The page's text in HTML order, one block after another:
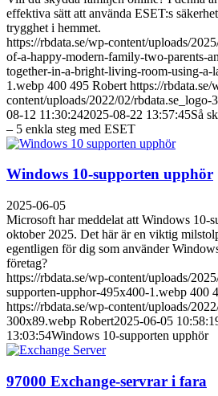
effektiva sätt att använda ESET:s
trygghet i hemmet.
https://rbdata.se/wp-content/uploads/
of-a-happy-modern-family-two-parents-
together-in-a-bright-living-room-using-a-
1.webp 400 495 Robert https://rbdata.se/
content/uploads/2022/02/rbdata.se_logo-
08-12 11:30:242025-08-22 13:57:45Så
– 5 enkla steg med ESET
Windows 10-supporten upphör
2025-06-05
Microsoft har meddelat att Windows 10-
oktober 2025. Det här är en viktig
egentligen för dig som använder
företag?
https://rbdata.se/wp-content/uploads/
supporten-upphor-495x400-1.webp 400
https://rbdata.se/wp-content/uploads/
300x89.webp Robert2025-06-05
13:03:54Windows 10-supporten upphör
97000 Exchange-servrar i fara